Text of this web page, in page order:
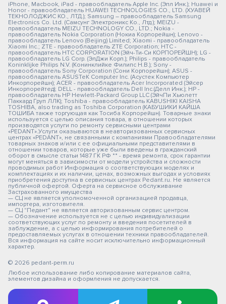
iPhone, Macbook, iPad - правообладатель Apple Inc. (Эпл Инк.); Huawei и
Honor - правообладатель HUAWEI TECHNOLOGIES CO., LTD. (ХУАВЕЙ
ТЕКНОЛОДЖИС КО., ЛТД.); Samsung – правообладатель Samsung
Electronics Co. Ltd. (Самсунг Электроникс Ко., Лтд.); MEIZU -
правообладатель MEIZU TECHNOLOGY CO., LTD.; Nokia -
правообладатель Nokia Corporation (Нокиа Корпорейшн); Lenovo -
правообладатель Lenovo (Beijing) Limited; Xiaomi - правообладатель
Xiaomi Inc.; ZTE - правообладатель ZTE Corporation; HTC -
правообладатель HTC CORPORATION (Эйч-Ти-Си КОРПОРЕЙШН); LG -
правообладатель LG Corp. (ЭлДжи Корп.); Philips - правообладатель
Koninklijke Philips N.V. (Конинклийке Филипс Н.В.); Sony -
правообладатель Sony Corporation (Сони Корпорейшн); ASUS -
правообладатель ASUSTeK Computer Inc. (Асустек Компьютер
Инкорпорейшн); ACER - правообладатель Acer Incorporated (Эйсер
Инкорпорейтед); DELL - правообладатель Dell Inc.(Делл Инк.); HP -
правообладатель HP Hewlett-Packard Group LLC (ЭйчПи Хьюлетт
Паккард Груп ЛЛК); Toshiba - правообладатель KABUSHIKI KAISHA
TOSHIBA, also trading as Toshiba Corporation (КАБУШИКИ КАЙША
ТОШИБА также торгующая как Тосиба Корпорейшн). Товарные знаки
используется с целью описания товара, в отношении которых
производятся услуги по ремонту сервисными центрами
«PEDANT».Услуги оказываются в неавторизованных сервисных
центрах «PEDANT», не связанными с компаниями Правообладателями
товарных знаков и/или с ее официальными представителями в
отношении товаров, которые уже были введены в гражданский
оборот в смысле статьи 1487 ГК РФ ** - время ремонта, срок гарантии
могут меняться в зависимости от модели устройства и сложности
проводимых работ Информация о соответствующих моделях и
комплектациях и их наличии, ценах, возможных выгодах и условиях
приобретения доступна в сервисных центрах Pedant.ru. Не является
публичной офертой. Оферта на сервисное обслуживание
Застрахованного имущества
— СЦ не является уполномоченной организацией продавца,
импортера, изготовителя.
— СЦ "Педант" не является авторизованным сервис центром.
— Обозначение используется не с целью индивидуализации
соответствующих услуг по ремонту и введения посетителей в
заблуждение, а с целью информирования потребителей о
предоставляемых услугах в отношении техники правообладателей.
Вся информация на сайте носит исключительно информационный
характер.
© 2026 pedant-perm.ru
Любое использование либо копирование материалов сайта,
элементов дизайна и оформления не допускается.